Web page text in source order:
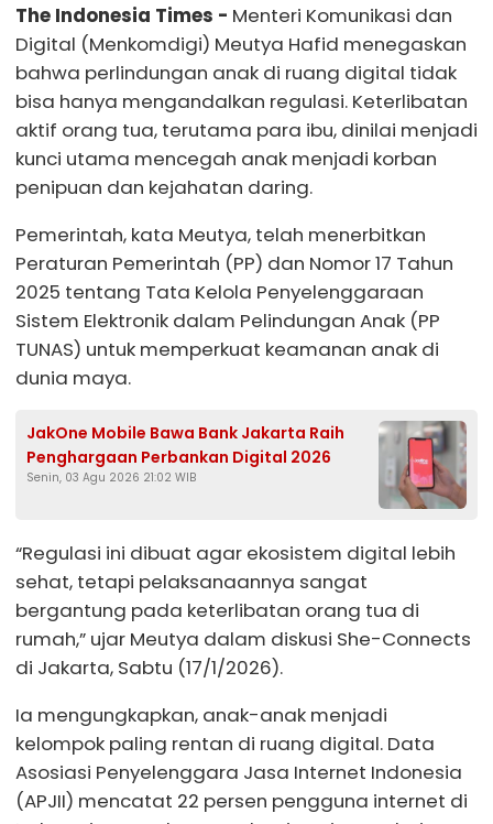
The Indonesia Times - Menteri Komunikasi dan
Digital (Menkomdigi) Meutya Hafid menegaskan
bahwa perlindungan anak di ruang digital tidak
bisa hanya mengandalkan regulasi. Keterlibatan
aktif orang tua, terutama para ibu, dinilai menjadi
kunci utama mencegah anak menjadi korban
penipuan dan kejahatan daring.
Pemerintah, kata Meutya, telah menerbitkan
Peraturan Pemerintah (PP) dan Nomor 17 Tahun
2025 tentang Tata Kelola Penyelenggaraan
Sistem Elektronik dalam Pelindungan Anak (PP
TUNAS) untuk memperkuat keamanan anak di
dunia maya.
JakOne Mobile Bawa Bank Jakarta Raih
Penghargaan Perbankan Digital 2026
Senin, 03 Agu 2026 21:02 WIB
“Regulasi ini dibuat agar ekosistem digital lebih
sehat, tetapi pelaksanaannya sangat
bergantung pada keterlibatan orang tua di
rumah,” ujar Meutya dalam diskusi She-Connects
di Jakarta, Sabtu (17/1/2026).
Ia mengungkapkan, anak-anak menjadi
kelompok paling rentan di ruang digital. Data
Asosiasi Penyelenggara Jasa Internet Indonesia
(APJII) mencatat 22 persen pengguna internet di